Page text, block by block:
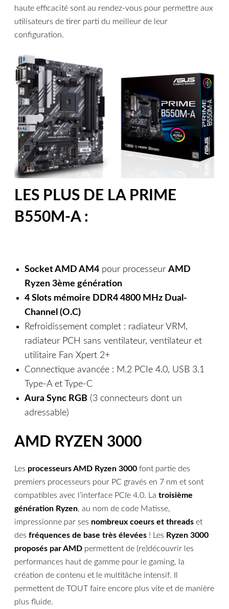
haute efficacité sont au rendez-vous pour permettre aux
utilisateurs de tirer parti du meilleur de leur
configuration.
LES PLUS DE LA PRIME
B550M-A :
Socket AMD AM4pour processeur AMD
Ryzen 3ème génération
4 Slots mémoire DDR4 4800 MHz Dual-
Channel (O.C)
Refroidissement complet : radiateur VRM,
radiateur PCH sans ventilateur, ventilateur et
utilitaire Fan Xpert 2+
Connectique avancée : M.2 PCIe 4.0, USB 3.1
Type-A et Type-C
Aura Sync RGB (3 connecteurs dont un
adressable)
AMD RYZEN 3000
Les processeurs AMD Ryzen 3000 font partie des
premiers processeurs pour PC gravés en 7 nm et sont
compatibles avec l’interface PCIe 4.0. La troisième
génération Ryzen, au nom de code Matisse,
impressionne par ses nombreux coeurs et threadset
desfréquences de base très élevées ! Les Ryzen 3000
proposés par AMD permettent de (re)découvrir les
performances haut de gamme pour le gaming, la
création de contenu et le multitâche intensif. Il
permettent de TOUT faire encore plus vite et de manière
plus fluide.